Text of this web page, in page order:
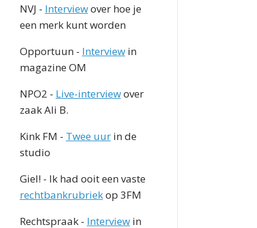
NVJ - Interviewover hoe je
een merk kunt worden
Opportuun - Interviewin
magazine OM
NPO2 - Live-interviewover
zaak Ali B.
Kink FM - Twee uurin de
studio
Giel! - Ik had ooit een vaste
rechtbankrubriekop 3FM
Rechtspraak - Interviewin